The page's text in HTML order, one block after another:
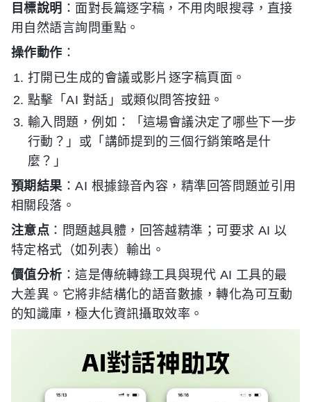
目標說明 ：面對長篇逐字稿，不用肉眼搜尋，直接
用自然語言詢問重點。
操作動作 ：
打開已生成的會議或影片逐字稿頁面。
點擊「AI 對話」或類似問答按鈕。
輸入問題，例如：「這場會議決定了哪些下一步
行動？」或「講師提到的三個行銷策略是什
麼？」
預期結果 ：AI 根據錄音內容，精準回答問題並引用
相關段落。
注意点 ：問題越具體，回答越精準；可要求 AI 以
特定格式（如列表）輸出。
價值分析 ：這是傳統轉錄工具與現代 AI 工具的最
大差異。它將非結構化的語音數據，轉化為可互動
的知識庫，極大化資訊攝取效率。